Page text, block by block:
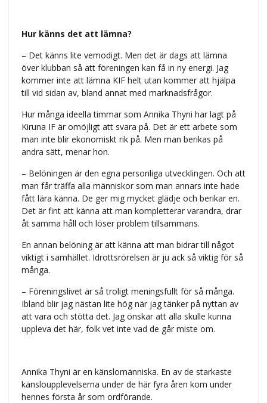
Hur känns det att lämna?
– Det känns lite vemodigt. Men det är dags att lämna
över klubban så att föreningen kan få in ny energi. Jag
kommer inte att lämna KIF helt utan kommer att hjälpa
till vid sidan av, bland annat med marknadsfrågor.
Hur många ideella timmar som Annika Thyni har lagt på
Kiruna IF är omöjligt att svara på. Det är ett arbete som
man inte blir ekonomiskt rik på. Men man berikas på
andra sätt, menar hon.
– Belöningen är den egna personliga utvecklingen. Och att
man får träffa alla människor som man annars inte hade
fått lära känna. De ger mig mycket glädje och berikar en.
Det är fint att känna att man kompletterar varandra, drar
åt samma håll och löser problem tillsammans.
En annan belöning är att känna att man bidrar till något
viktigt i samhället. Idrottsrörelsen är ju ack så viktig för så
många.
– Föreningslivet är så troligt meningsfullt för så många.
Ibland blir jag nästan lite hög när jag tänker på nyttan av
att vara och stötta det. Jag önskar att alla skulle kunna
uppleva det här, folk vet inte vad de går miste om.
Annika Thyni är en känslomänniska. En av de starkaste
känsloupplevelserna under de här fyra åren kom under
hennes första år som ordförande.